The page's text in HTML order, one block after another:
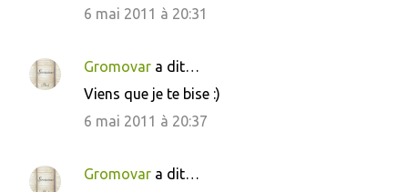
6 mai 2011 à 20:31
Gromovar a dit…
Viens que je te bise :)
6 mai 2011 à 20:37
Gromovar a dit…